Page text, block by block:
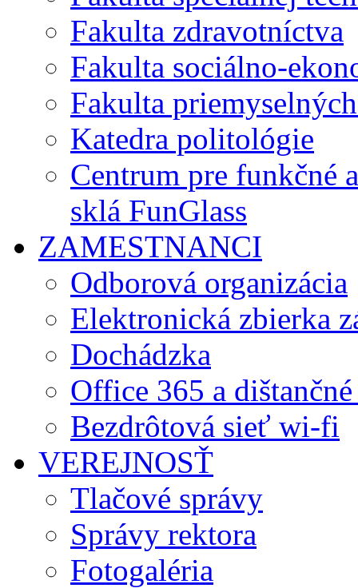
Fakulta zdravotníctva
Fakulta sociálno-
Fakulta
Katedra politológie
Centrum pre funkčné
sklá FunGlass
ZAMESTNANCI
Odborová organizácia
Elektronická zbierka
Dochádzka
Office 365 a
Bezdrôtová sieť wi-fi
VEREJNOSŤ
Tlačové správy
Správy rektora
Fotogaléria